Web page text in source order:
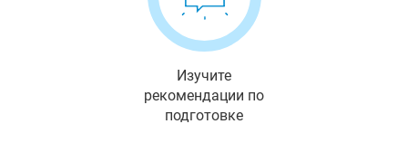
Изучите
рекомендации по
подготовке